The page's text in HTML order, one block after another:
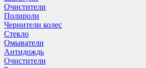
Очистители
Полироли
Чернители колес
Стекло
Омыватели
Антидождь
Очистители